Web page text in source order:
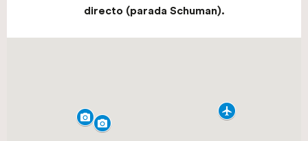
directo (parada Schuman).